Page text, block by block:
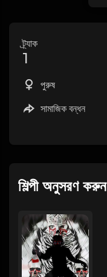
ট্র্যাক
1
পুরুষ
সামাজিক বন্ধন
শিল্পী অনুসরণ করুন